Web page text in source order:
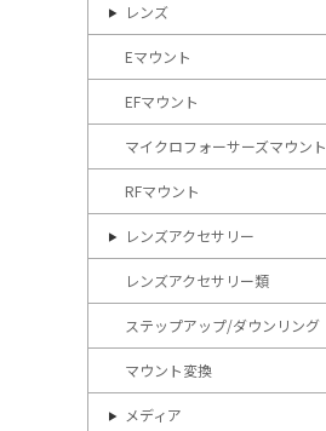
レンズ
Eマウント
EFマウント
マイクロフォーサーズマウント
RFマウント
レンズアクセサリー
レンズアクセサリー類
ステップアップ/ダウンリング
マウント変換
メディア